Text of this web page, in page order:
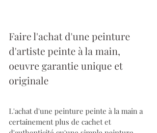
Faire l'achat d'une peinture
d'artiste peinte à la main,
oeuvre garantie unique et
originale
L'achat d'une peinture peinte à la main a
certainement plus de cachet et